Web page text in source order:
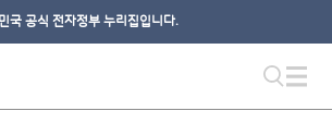
국 공식 전자정부 누리집입니다.